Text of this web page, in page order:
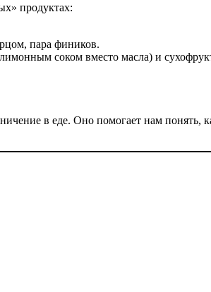
продуктах:
пара фиников.
соком вместо масла) и
в еде. Оно помогает нам